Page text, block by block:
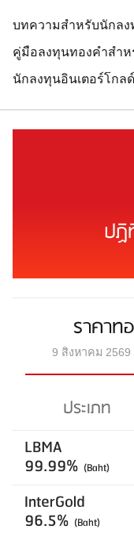
บทความสำหรับนักลง
คู่มือลงทุนทองคำสำ
นักลงทุนอินเตอร์โกลด์
ปฏิ
ราคา
9 สิงหาคม 2569
ประเภท
LBMA
99.99% (Baht)
InterGold
96.5% (Baht)